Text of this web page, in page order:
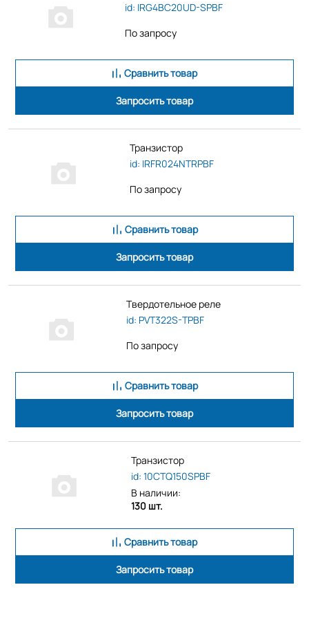
id: IRG4BC20UD-SPBF
По запросу
Сравнить товар
Запросить товар
Транзистор
id: IRFR024NTRPBF
По запросу
Сравнить товар
Запросить товар
Твердотельное реле
id: PVT322S-TPBF
По запросу
Сравнить товар
Запросить товар
Транзистор
id: 10CTQ150SPBF
В наличии:
130 шт.
Сравнить товар
Запросить товар